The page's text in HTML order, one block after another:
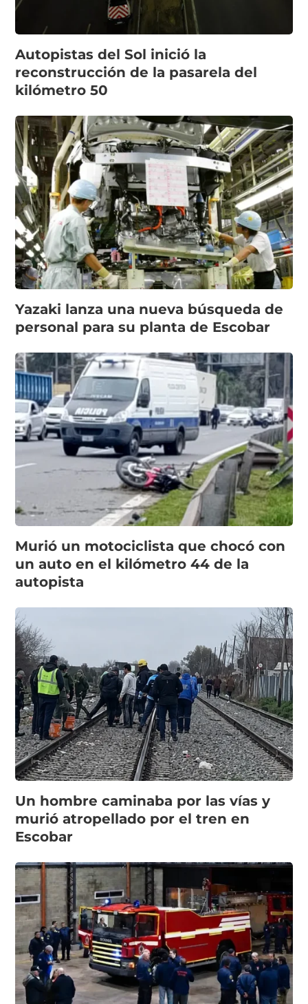
Autopistas del Sol inició la
reconstrucción de la pasarela del
kilómetro 50
Yazaki lanza una nueva búsqueda de
personal para su planta de Escobar
Murió un motociclista que chocó con
un auto en el kilómetro 44 de la
autopista
Un hombre caminaba por las vías y
murió atropellado por el tren en
Escobar